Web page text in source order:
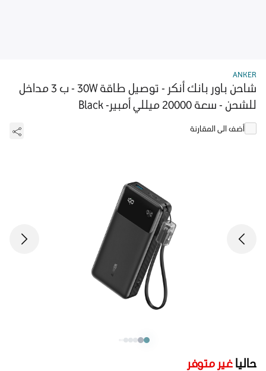
ANKER
شاحن باور بانك أنكر - توصيل طاقة 30W - ب 3 مداخل
للشحن - سعة 20000 ميللي أمبير- Black
أضف الى المقارنة
حاليا غير متوفر